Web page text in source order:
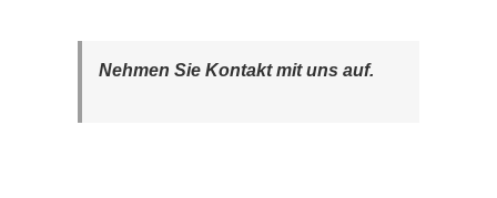
Nehmen Sie Kontakt mit uns auf.